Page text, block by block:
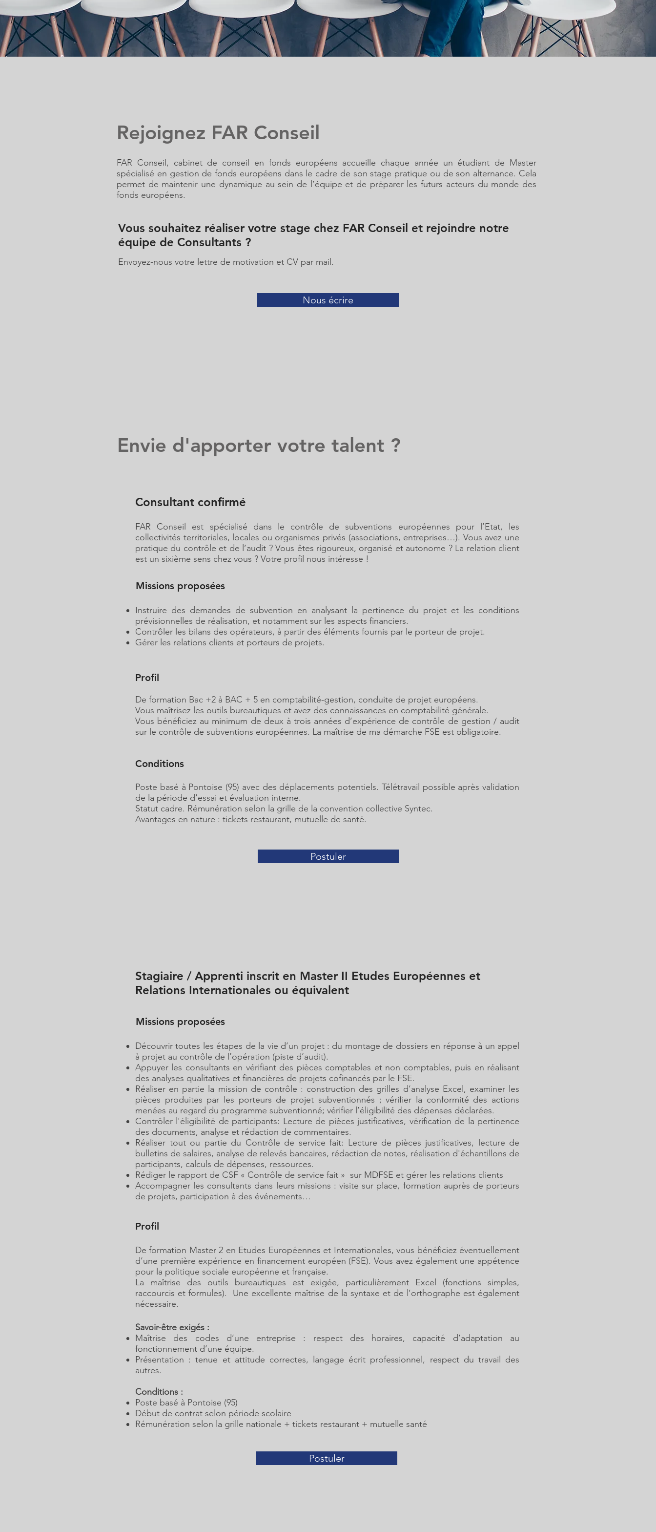
Rejoignez FAR Conseil
FAR Conseil, cabinet de conseil en fonds européens accueille chaque année un étudiant de Master
spécialisé en gestion de fonds européens dans le cadre de son stage pratique ou de son alternance. Cela
permet de maintenir une dynamique au sein de l’équipe et de préparer les futurs acteurs du monde des
fonds européens.
Vous souhaitez réaliser votre stage chez FAR Conseil et rejoindre notre
équipe de Consultants ?
Envoyez-nous votre lettre de motivation et CV par mail.
Nous écrire
Envie d'apporter votre talent ?
Consultant confirmé
FAR Conseil est spécialisé dans le contrôle de subventions européennes pour l’Etat, les
collectivités territoriales, locales ou organismes privés (associations, entreprises…). Vous avez une
pratique du contrôle et de l’audit ? Vous êtes rigoureux, organisé et autonome ? La relation client
est un sixième sens chez vous ? Votre profil nous intéresse !
Missions proposées
Instruire des demandes de subvention en analysant la pertinence du projet et les conditions
prévisionnelles de réalisation, et notamment sur les aspects financiers.
Contrôler les bilans des opérateurs, à partir des éléments fournis par le porteur de projet.
Gérer les relations clients et porteurs de projets.
Profil
De formation Bac +2 à BAC + 5 en comptabilité-gestion, conduite de projet européens.
Vous maîtrisez les outils bureautiques et avez des connaissances en comptabilité générale.
Vous bénéficiez au minimum de deux à trois années d’expérience de contrôle de gestion / audit
sur le contrôle de subventions européennes. La maîtrise de ma démarche FSE est obligatoire.
Conditions
Poste basé à Pontoise (95) avec des déplacements potentiels. Télétravail possible après validation
de la période d'essai et évaluation interne.
Statut cadre. Rémunération selon la grille de la convention collective Syntec.
Avantages en nature : tickets restaurant, mutuelle de santé.
Postuler
Stagiaire / Apprenti inscrit en Master II Etudes Européennes et
Relations Internationales ou équivalent
Missions proposées
Découvrir toutes les étapes de la vie d’un projet : du montage de dossiers en réponse à un appel
à projet au contrôle de l’opération (piste d’audit).
Appuyer les consultants en vérifiant des pièces comptables et non comptables, puis en réalisant
des analyses qualitatives et financières de projets cofinancés par le FSE.
Réaliser en partie la mission de contrôle : construction des grilles d’analyse Excel, examiner les
pièces produites par les porteurs de projet subventionnés ; vérifier la conformité des actions
menées au regard du programme subventionné; vérifier l’éligibilité des dépenses déclarées.
Contrôler l'éligibilité de participants: Lecture de pièces justificatives, vérification de la pertinence
des documents, analyse et rédaction de commentaires.
Réaliser tout ou partie du Contrôle de service fait: Lecture de pièces justificatives, lecture de
bulletins de salaires, analyse de relevés bancaires, rédaction de notes, réalisation d'échantillons de
participants, calculs de dépenses, ressources.
Rédiger le rapport de CSF « Contrôle de service fait » sur MDFSE et gérer les relations clients
Accompagner les consultants dans leurs missions : visite sur place, formation auprès de porteurs
de projets, participation à des événements…
Profil
De formation Master 2 en Etudes Européennes et Internationales, vous bénéficiez éventuellement
d’une première expérience en financement européen (FSE). Vous avez également une appétence
pour la politique sociale européenne et française.
La maîtrise des outils bureautiques est exigée, particulièrement Excel (fonctions simples,
raccourcis et formules). Une excellente maîtrise de la syntaxe et de l’orthographe est également
nécessaire.
Savoir-être exigés :
Maîtrise des codes d’une entreprise : respect des horaires, capacité d’adaptation au
fonctionnement d’une équipe.
Présentation : tenue et attitude correctes, langage écrit professionnel, respect du travail des
autres.
Conditions :
Poste basé à Pontoise (95)
Début de contrat selon période scolaire
Rémunération selon la grille nationale + tickets restaurant + mutuelle santé
Postuler